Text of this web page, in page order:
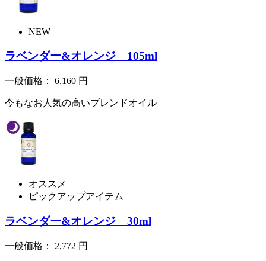
NEW
ラベンダー&オレンジ 105ml
一般価格： 6,160 円
今もなお人気の高いブレンドオイル
オススメ
ピックアップアイテム
ラベンダー&オレンジ 30ml
一般価格： 2,772 円